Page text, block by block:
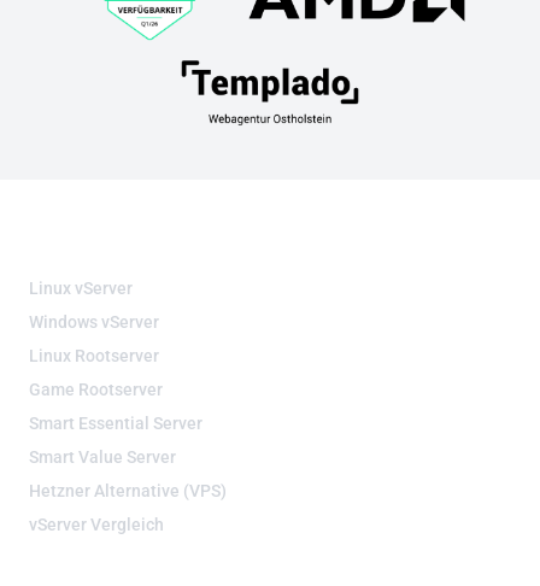
Linux vServer
Windows vServer
Linux Rootserver
Game Rootserver
Smart Essential Server
Smart Value Server
Hetzner Alternative (VPS)
vServer Vergleich